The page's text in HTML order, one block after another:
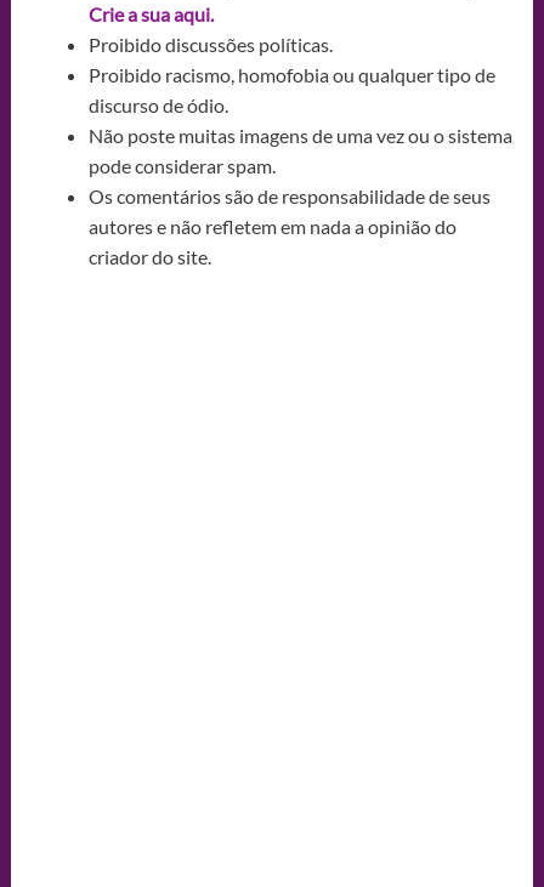
Crie a sua aqui.
Proibido discussões políticas.
Proibido racismo, homofobia ou qualquer tipo de
discurso de ódio.
Não poste muitas imagens de uma vez ou o sistema
pode considerar spam.
Os comentários são de responsabilidade de seus
autores e não refletem em nada a opinião do
criador do site.